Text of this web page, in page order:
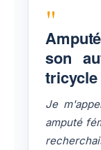
"
son
tricycle
Je
amputé